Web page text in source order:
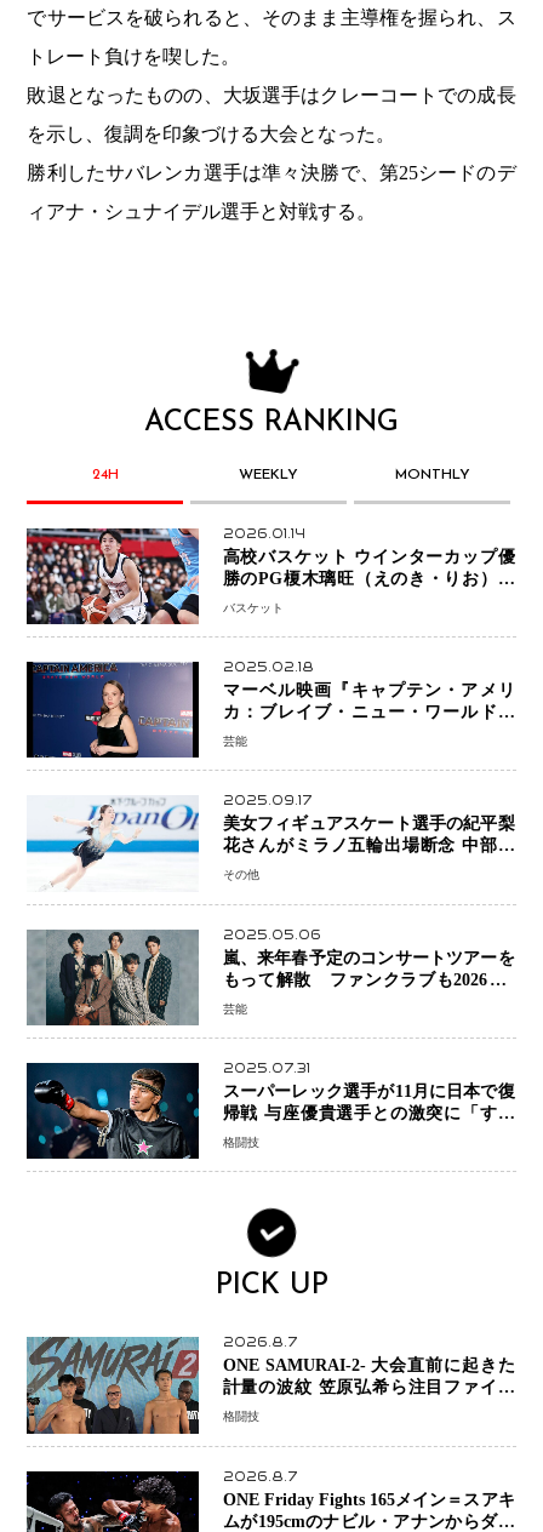
でサービスを破られると、そのまま主導権を握られ、ス
トレート負けを喫した。
敗退となったものの、大坂選手はクレーコートでの成長
を示し、復調を印象づける大会となった。
勝利したサバレンカ選手は準々決勝で、第25シードのデ
ィアナ・シュナイデル選手と対戦する。
ACCESS RANKING
24H WEEKLY MONTHLY
2026.01.14
高校バスケット ウインターカップ優
勝のPG榎木璃旺（えのき・りお）が
プロの現場へ―。
バスケット
2025.02.18
マーベル映画『キャプテン・アメリ
カ：ブレイブ・ニュー・ワールド』
新ブラック・ウィドウ役のシラ・ハー
芸能
2025.09.17
美女フィギュアスケート選手の紀平梨
花さんがミラノ五輪出場断念 中部選
手権欠場を発表「安全最優先の判断」
その他
2025.05.06
嵐、来年春予定のコンサートツアーを
もって解散 ファンクラブも2026年5
月末で活動終了
芸能
2025.07.31
スーパーレック選手が11月に日本で復
帰戦 与座優貴選手との激突に「すべ
ての技術を見せたい」
格闘技
PICK UP
2026.8.7
ONE SAMURAI-2- 大会直前に起きた
計量の波紋 笠原弘希ら注目ファイタ
ーは契約体重で決戦へ、山本歩夢と平
格闘技
2026.8.7
ONE Friday Fights 165メイン＝スアキ
ムが195cmのナビル・アナンからダウ